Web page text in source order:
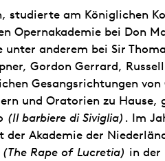
studierte am Königlichen
Opernakademie bei Don
anderem bei Sir
Gordon Gerrard,
Gesangsrichtungen
und Oratorien zu Hause,
(Il barbiere di Siviglia) . Im
der Akademie der
(The Rape of Lucretia) in der